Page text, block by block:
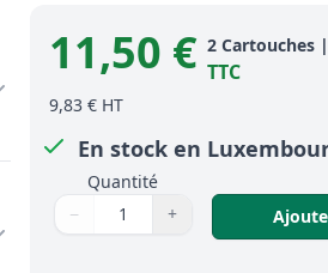
Product information
11,50 € 2 Cartouches|
TTC
9,83 € HT
En stock en
Quantité
Quantité
Utilisez les boutons pour ajuster
− +
Quantité: